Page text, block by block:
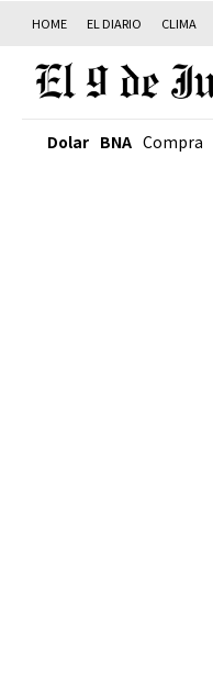
HOME EL DIARIO CLIMA
Dolar BNA Compra